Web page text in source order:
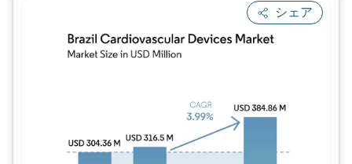
シェア